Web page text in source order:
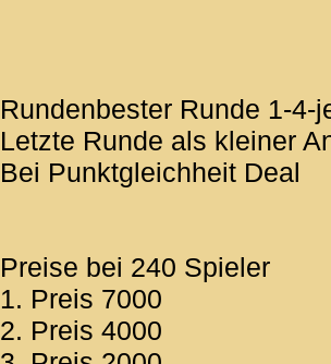
Rundenbester Runde 1-4-
Letzte Runde als kleiner
Bei Punktgleichheit Deal
Preise bei 240 Spieler
1. Preis 7000
2. Preis 4000